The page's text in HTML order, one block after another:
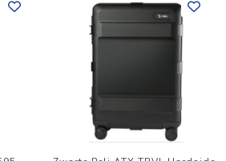
dubbele trekstang
moeiteloos door drukke terminals of
Voor extra veiligheid is de koffer
TSA-cijferslot. Dit slot zorgt
vergrendeld is, terwijl de douane in
Staten de koffer kan inspecteren